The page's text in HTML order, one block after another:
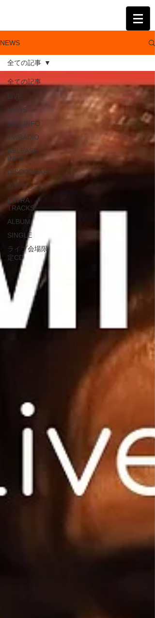
NEWS
全ての記事
LIVE
NEWS
LIVE INFO
TV/RADIO
RELEASE
INFO
DISCOGRAPY
公式グッズ
EXTRA
TRACKS
ALBUM
SINGLE
ライブ会場限
定CD
全ての記事